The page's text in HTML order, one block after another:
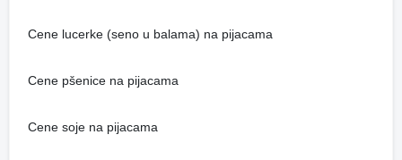
Cene lucerke (seno u balama) na pijacama
Cene pšenice na pijacama
Cene soje na pijacama